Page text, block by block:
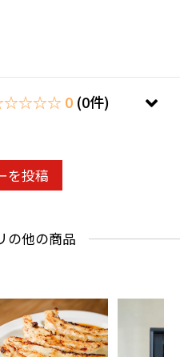
0 (0件)
を投稿
の他の商品